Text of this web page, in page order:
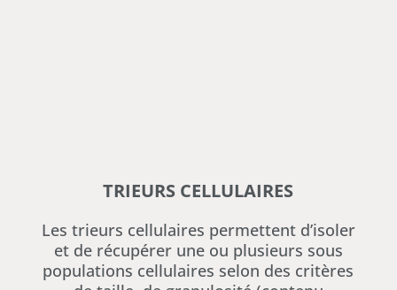
TRIEURS CELLULAIRES
Les trieurs cellulaires permettent d’isoler
et de récupérer une ou plusieurs sous
populations cellulaires selon des critères